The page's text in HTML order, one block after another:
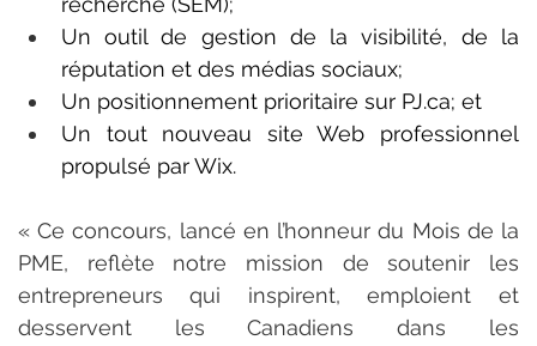
Un outil de gestion de la visibilité, de la
réputation et des médias sociaux;
Un positionnement prioritaire sur PJ.ca; et
Un tout nouveau site Web professionnel
propulsé par Wix.
« Ce concours, lancé en l’honneur du Mois de la
PME, reflète notre mission de soutenir les
entrepreneurs qui inspirent, emploient et
desservent les Canadiens dans les